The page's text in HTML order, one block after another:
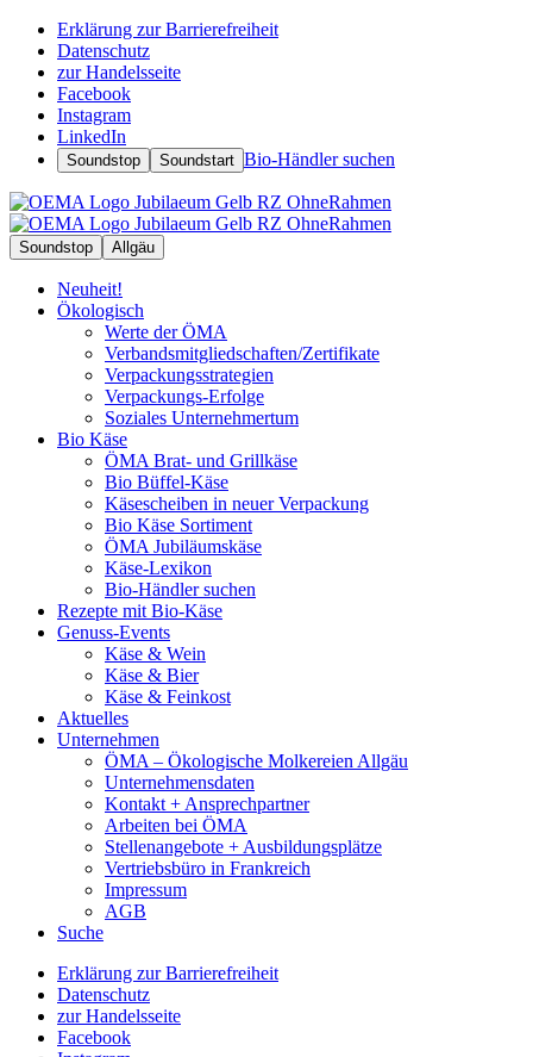
Erklärung zur Barrierefreiheit
Datenschutz
zur Handelsseite
Facebook
Instagram
LinkedIn
Soundstop Soundstart Bio-Händler suchen
Soundstop Allgäu
Neuheit!
Ökologisch
Werte der ÖMA
Verbandsmitgliedschaften/Zertifikate
Verpackungsstrategien
Verpackungs-Erfolge
Soziales Unternehmertum
Bio Käse
ÖMA Brat- und Grillkäse
Bio Büffel-Käse
Käsescheiben in neuer Verpackung
Bio Käse Sortiment
ÖMA Jubiläumskäse
Käse-Lexikon
Bio-Händler suchen
Rezepte mit Bio-Käse
Genuss-Events
Käse & Wein
Käse & Bier
Käse & Feinkost
Aktuelles
Unternehmen
ÖMA – Ökologische Molkereien Allgäu
Unternehmensdaten
Kontakt + Ansprechpartner
Arbeiten bei ÖMA
Stellenangebote + Ausbildungsplätze
Vertriebsbüro in Frankreich
Impressum
AGB
Suche
Erklärung zur Barrierefreiheit
Datenschutz
zur Handelsseite
Facebook